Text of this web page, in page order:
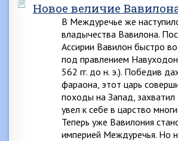
Новое величие
В Междуречье же
владычества Вавилона.
Ассирии Вавилон быстро
под правлением
562 гг. до н. э.). Победив
фараона, этот царь
походы на Запад, захватил
увел к себе в царство
Теперь уже Вавилония
империей Междуречья. Но